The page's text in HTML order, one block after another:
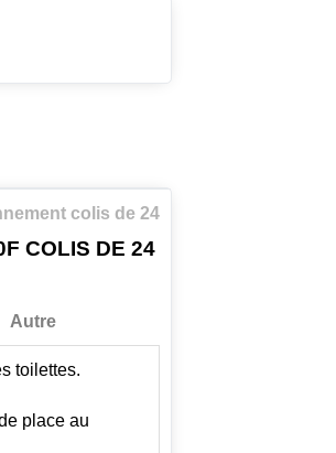
colis de 24
COLIS DE 24
toilettes.
place au
Autre